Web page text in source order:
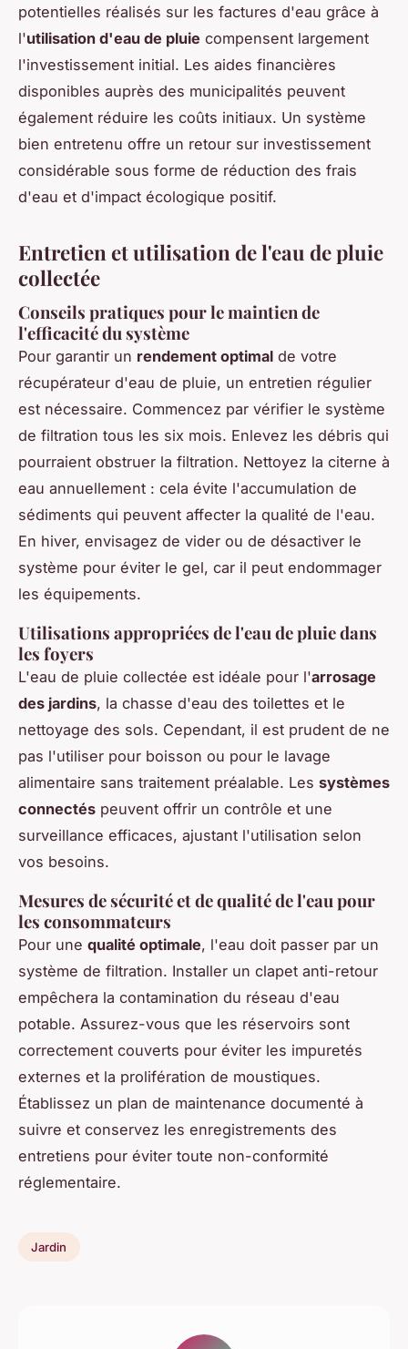
potentielles réalisés sur les factures d'eau grâce à
l'utilisation d'eau de pluie compensent largement
l'investissement initial. Les aides financières
disponibles auprès des municipalités peuvent
également réduire les coûts initiaux. Un système
bien entretenu offre un retour sur investissement
considérable sous forme de réduction des frais
d'eau et d'impact écologique positif.
Entretien et utilisation de l'eau de pluie
collectée
Conseils pratiques pour le maintien de
l'efficacité du système
Pour garantir un rendement optimal de votre
récupérateur d'eau de pluie, un entretien régulier
est nécessaire. Commencez par vérifier le système
de filtration tous les six mois. Enlevez les débris qui
pourraient obstruer la filtration. Nettoyez la citerne à
eau annuellement : cela évite l'accumulation de
sédiments qui peuvent affecter la qualité de l'eau.
En hiver, envisagez de vider ou de désactiver le
système pour éviter le gel, car il peut endommager
les équipements.
Utilisations appropriées de l'eau de pluie dans
les foyers
L'eau de pluie collectée est idéale pour l'arrosage
des jardins, la chasse d'eau des toilettes et le
nettoyage des sols. Cependant, il est prudent de ne
pas l'utiliser pour boisson ou pour le lavage
alimentaire sans traitement préalable. Les systèmes
connectés peuvent offrir un contrôle et une
surveillance efficaces, ajustant l'utilisation selon
vos besoins.
Mesures de sécurité et de qualité de l'eau pour
les consommateurs
Pour une qualité optimale, l'eau doit passer par un
système de filtration. Installer un clapet anti-retour
empêchera la contamination du réseau d'eau
potable. Assurez-vous que les réservoirs sont
correctement couverts pour éviter les impuretés
externes et la prolifération de moustiques.
Établissez un plan de maintenance documenté à
suivre et conservez les enregistrements des
entretiens pour éviter toute non-conformité
réglementaire.
Jardin